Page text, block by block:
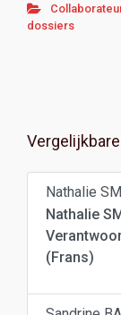
dossiers
Nathalie
Nathalie
(Frans)